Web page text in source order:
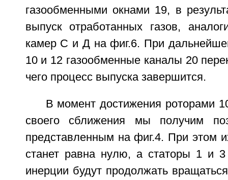
газообменными окнами 19, в
выпуск отработанных газов,
камер С и Д на фиг.6. При
10 и 12 газообменные каналы 20
чего процесс выпуска завершится.
В момент достижения роторами
своего сближения мы получим
представленным на фиг.4. При этом
станет равна нулю, а статоры 1 и
инерции будут продолжать